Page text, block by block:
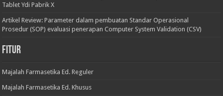
Tablet Ydi Pabrik X
Artikel Review: Parameter dalam pembuatan Standar Operasional
Prosedur (SOP) evaluasi penerapan Computer System Validation (CSV)
Fitur
Majalah Farmasetika Ed. Reguler
Majalah Farmasetika Ed. Khusus